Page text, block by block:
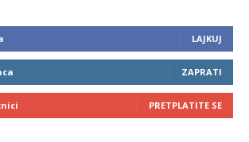
LAJKUJ
ZAPRATI
PRETPLATITE SE